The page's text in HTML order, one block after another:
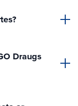
Draugs